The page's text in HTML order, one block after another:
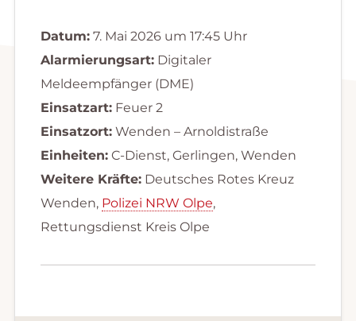
Datum:7. Mai 2026 um 17:45 Uhr
Alarmierungsart:Digitaler
Meldeempfänger (DME)
Einsatzart:Feuer 2
Einsatzort:Wenden – Arnoldistraße
Einheiten:C-Dienst, Gerlingen, Wenden
Weitere Kräfte:Deutsches Rotes Kreuz
Wenden, Polizei NRW Olpe,
Rettungsdienst Kreis Olpe